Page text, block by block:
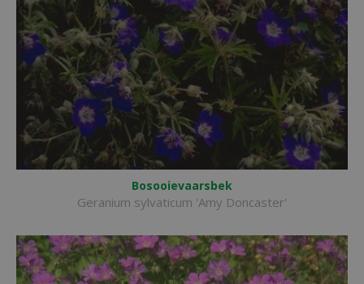
Bosooievaarsbek
Geranium sylvaticum 'Amy Doncaster'